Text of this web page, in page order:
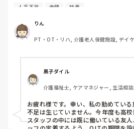
ため、飽和状態です。
くなって来ており、記録が出来ない
ラブル続きです。
皆さんの職場はどうですか？
対策などしていますか？
人手不足 老健 特養
りん
PT・OT・リハ, 介護老人保健施設, デイ
黒子ダイル
介護福祉士, ケアマネジャー, 生活相
お疲れ様です。幸い、私の勤めてい
不足は生じていません。今年度も高校
スタッフの中には既に働いている友